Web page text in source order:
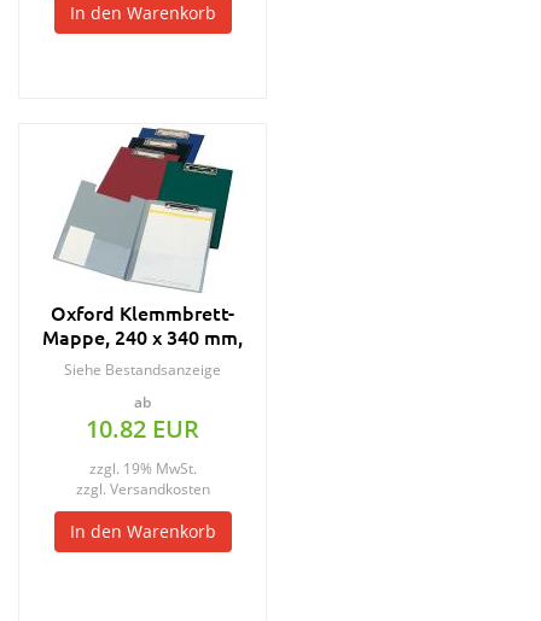
In den Warenkorb
Oxford Klemmbrett-
Mappe, 240 x 340 mm,
farbig sortiert
Siehe Bestandsanzeige
ab
10.82 EUR
zzgl. 19% MwSt.
zzgl. Versandkosten
In den Warenkorb